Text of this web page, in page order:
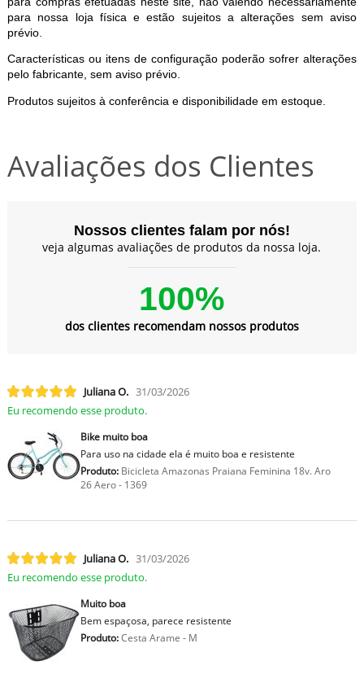
para nossa loja física e estão sujeitos a alterações sem aviso
prévio.
Características ou itens de configuração poderão sofrer alterações
pelo fabricante, sem aviso prévio.
Produtos sujeitos à conferência e disponibilidade em estoque.
Avaliações dos Clientes
Nossos clientes falam por nós!
veja algumas avaliações de produtos da nossa loja.
100%
dos clientes recomendam nossos produtos
Juliana O. 31/03/2026
Eu recomendo esse produto.
Bike muito boa
Para uso na cidade ela é muito boa e resistente
Produto:Bicicleta Amazonas Praiana Feminina 18v. Aro
26 Aero - 1369
Juliana O. 31/03/2026
Eu recomendo esse produto.
Muito boa
Bem espaçosa, parece resistente
Produto:Cesta Arame - M